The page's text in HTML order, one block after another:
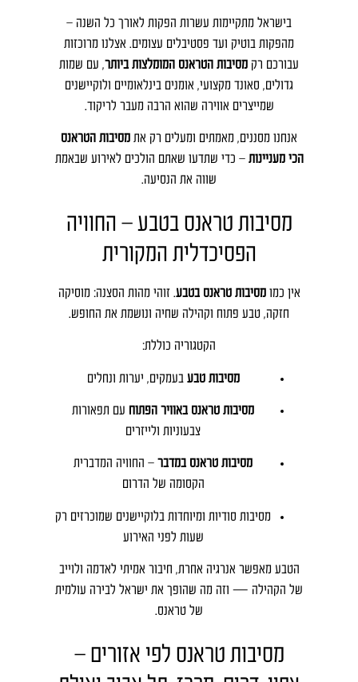
בישראל מתקיימות עשרות הפקות לאורך כל השנה –
מהפקות בוטיק ועד פסטיבלים עצומים. אצלנו מרוכזות
עבורכם רק מסיבות הטראנס המומלצות ביותר, עם שמות
גדולים, סאונד מקצועי, אומנים בינלאומיים ולוקיישנים
שמייצרים אווירה שהוא הרבה מעבר לריקוד.
אנחנו מסננים, מאמתים ומעלים רק את מסיבות הטראנס
הכי מעניינות – כדי שתדעו שאתם הולכים לאירוע שבאמת
שווה את הנסיעה.
מסיבות טראנס בטבע – החוויה
הפסיכדלית המקורית
אין כמומסיבות טראנס בטבע. זוהי מהות הסצנה: מוסיקה
חזקה, טבע פתוח וקהילה שחיה ונושמת את החופש.
הקטגוריה כוללת:
מסיבות טבע בעמקים, יערות ונחלים
מסיבות טראנס באוויר הפתוח עם תפאורות
צבעוניות ולייזרים
מסיבות טראנס במדבר – החוויה המדברית
הקסומה של הדרום
מסיבות סודיות ומיוחדות בלוקיישנים שמוכרזים רק
שעות לפני האירוע
הטבע מאפשר אנרגיה אחרת, חיבור אמיתי לאדמה ולוייב
של הקהילה — וזה מה שהופך את ישראל לבירה עולמית
של טראנס.
מסיבות טראנס לפי אזורים –